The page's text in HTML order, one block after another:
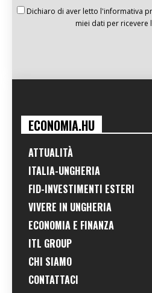
Dichiaro di aver letto l'informativa
miei dati per ricevere
ECONOMIA.HU
ATTUALITÀ
ITALIA-UNGHERIA
FID-INVESTIMENTI ESTERI
VIVERE IN UNGHERIA
ECONOMIA E FINANZA
ITL GROUP
CHI SIAMO
CONTATTACI